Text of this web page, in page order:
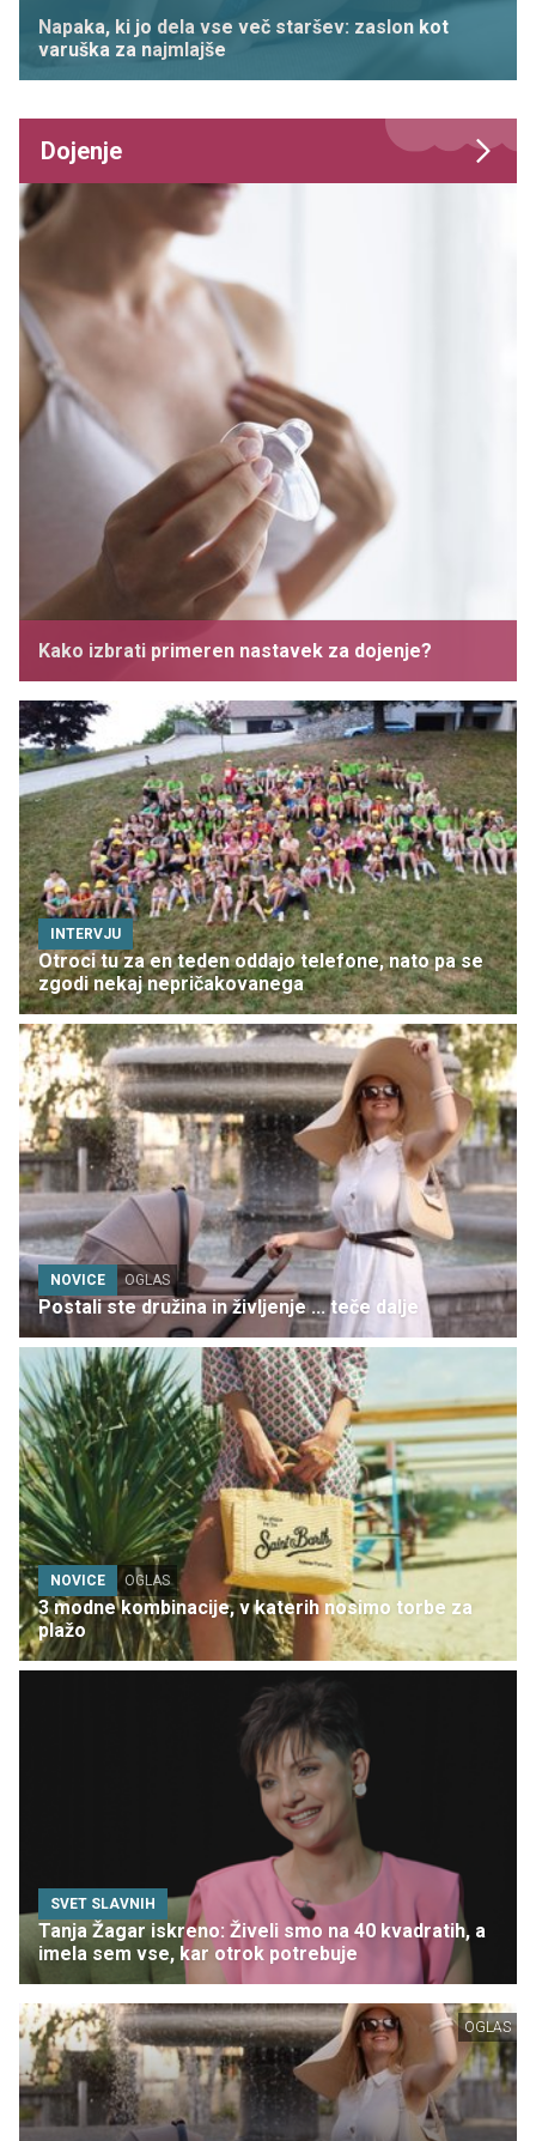
Napaka, ki jo dela vse več staršev: zaslon kot
varuška za najmlajše
Dojenje
Kako izbrati primeren nastavek za dojenje?
INTERVJU
Otroci tu za en teden oddajo telefone, nato pa se
zgodi nekaj nepričakovanega
NOVICE OGLAS
Postali ste družina in življenje ... teče dalje
NOVICE OGLAS
3 modne kombinacije, v katerih nosimo torbe za
plažo
SVET SLAVNIH
Tanja Žagar iskreno: Živeli smo na 40 kvadratih, a
imela sem vse, kar otrok potrebuje
OGLAS